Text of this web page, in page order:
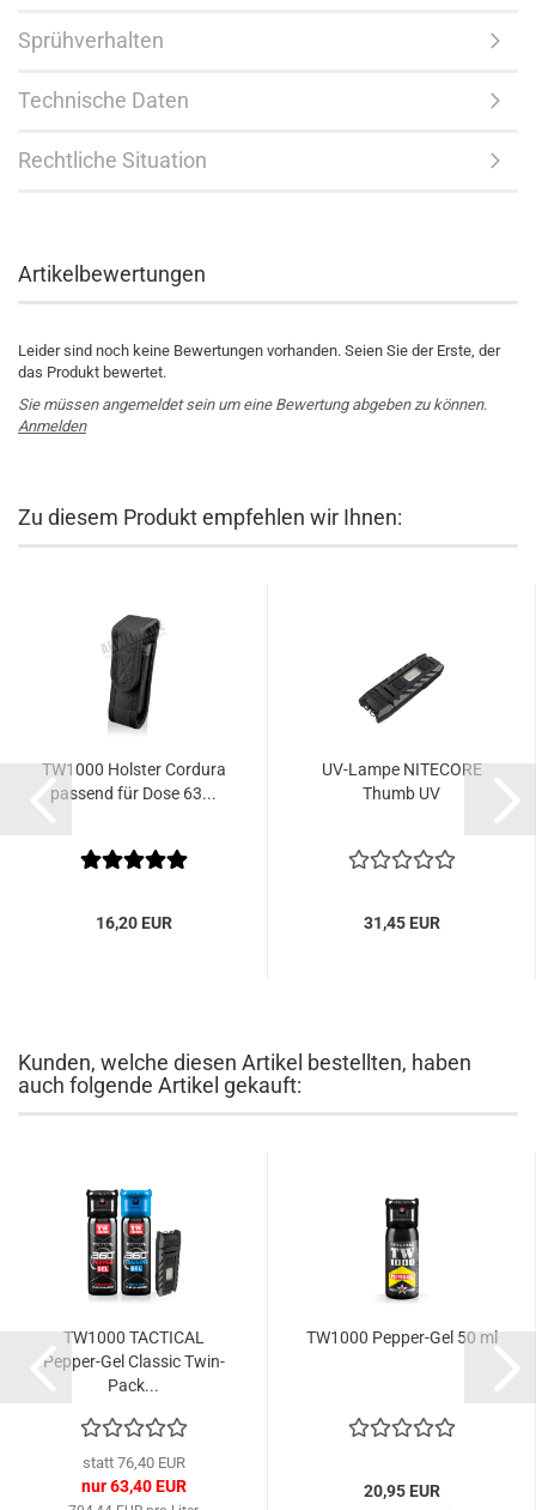
Sprühverhalten
Technische Daten
Rechtliche Situation
Artikelbewertungen
Leider sind noch keine Bewertungen vorhanden. Seien Sie der Erste, der
das Produkt bewertet.
Sie müssen angemeldet sein um eine Bewertung abgeben zu können.
Anmelden
Zu diesem Produkt empfehlen wir Ihnen:
TW1000 Holster Cordura
passend für Dose 63...
16,20 EUR
UV-Lampe NITECORE
Thumb UV
31,45 EUR
Kunden, welche diesen Artikel bestellten, haben
auch folgende Artikel gekauft:
TW1000 TACTICAL
Pepper-Gel Classic Twin-
Pack...
statt 76,40 EUR
nur 63,40 EUR
TW1000 Pepper-Gel 50 ml
20,95 EUR